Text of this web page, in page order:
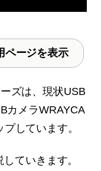
ページを表示
ズは、現状USB
カメラWRAYCA
しています。
ていきます。